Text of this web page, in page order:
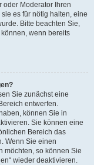
oder Moderator Ihren
es für nötig halten, eine
Bitte beachten Sie,
wenn bereits
Sie zunächst eine
entwerfen.
können Sie in
Sie können eine
Bereich das
Wenn Sie einen
möchten, so können Sie
wieder deaktivieren.